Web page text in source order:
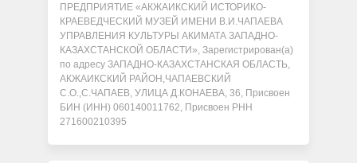
ПРЕДПРИЯТИЕ «АКЖАИКСКИЙ ИСТОРИКО-
КРАЕВЕДЧЕСКИЙ МУЗЕЙ ИМЕНИ В.И.ЧАПАЕВА
УПРАВЛЕНИЯ КУЛЬТУРЫ АКИМАТА ЗАПАДНО-
КАЗАХСТАНСКОЙ ОБЛАСТИ», Зарегистрирован(а)
по адресу ЗАПАДНО-КАЗАХСТАНСКАЯ ОБЛАСТЬ,
АКЖАИКСКИЙ РАЙОН,ЧАПАЕВСКИЙ
С.О.,С.ЧАПАЕВ, УЛИЦА Д.КОНАЕВА, 36, Присвоен
БИН (ИНН) 060140011762, Присвоен РНН
271600210395